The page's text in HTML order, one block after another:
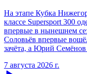
На этапе Кубка
классе Supersport 300
впервые в нынешнем
Соловьёв впервые
зачёта, а Юрий Семёнов
7 августа 2026 г.